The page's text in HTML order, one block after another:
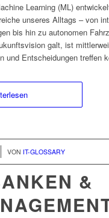
Learning (ML)
unseres Alltags – von
bis hin zu autonomen
galt, ist
und Entscheidungen treffen
VON IT-GLOSSARY
&